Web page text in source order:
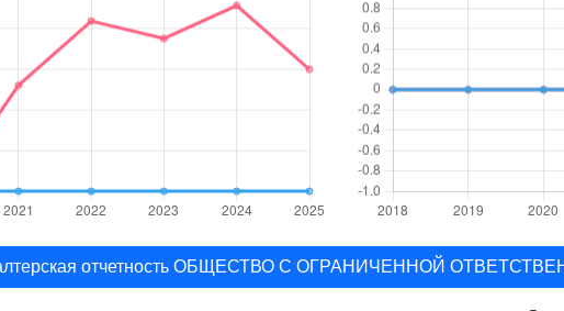
отчетность ОБЩЕСТВО С ОГРАНИЧЕННОЙ